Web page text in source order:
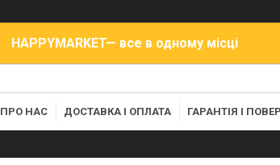
HAPPYMARKET— все в одному місці
ПРО НАС ДОСТАВКА І ОПЛАТА ГАРАНТІЯ І